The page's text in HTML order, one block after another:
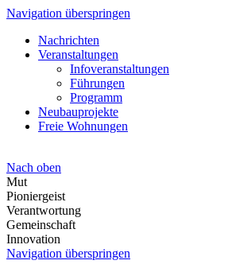
Navigation überspringen
Nachrichten
Veranstaltungen
Infoveranstaltungen
Führungen
Programm
Neubauprojekte
Freie Wohnungen
Nach oben
Mut
Pioniergeist
Verantwortung
Gemeinschaft
Innovation
Navigation überspringen